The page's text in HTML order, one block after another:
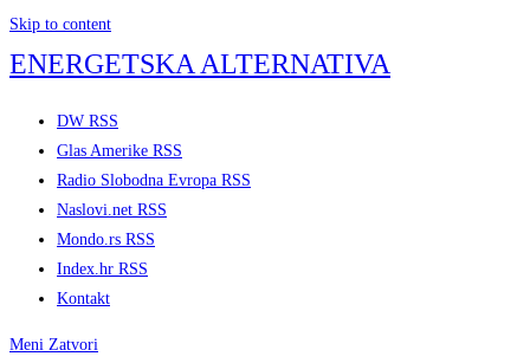
Skip to content
ENERGETSKA ALTERNATIVA
DW RSS
Glas Amerike RSS
Radio Slobodna Evropa RSS
Naslovi.net RSS
Mondo.rs RSS
Index.hr RSS
Kontakt
Meni Zatvori